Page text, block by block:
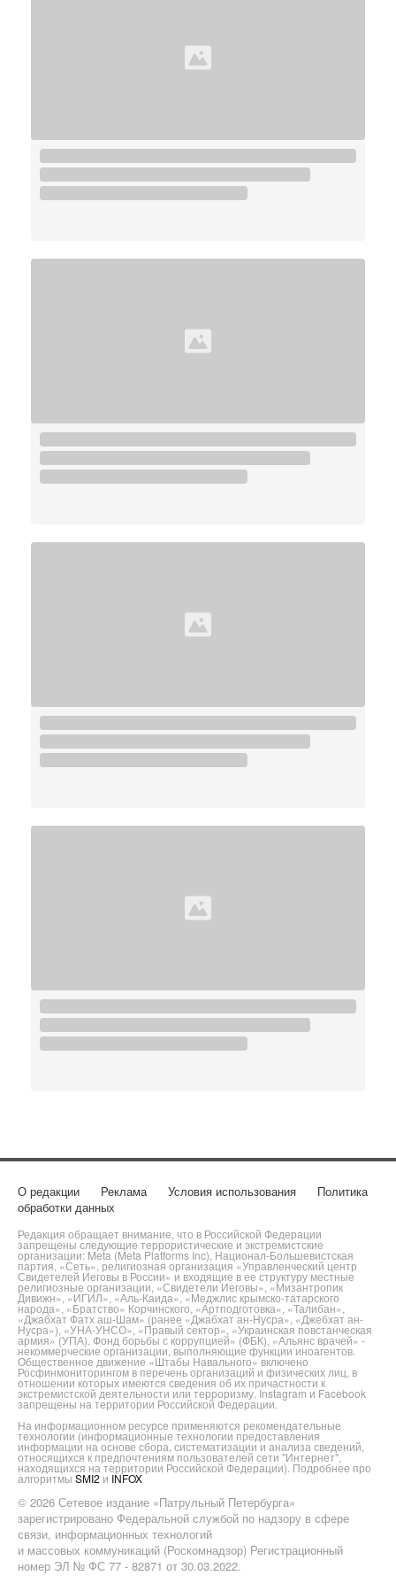
О редакции Реклама Условия использования
Политика
обработки данных
Редакция обращает внимание, что в Российской Федерации
запрещены следующие террористические и экстремистские
организации: Meta (Meta Platforms Inc), Национал-Большевистская
партия, «Сеть», религиозная организация «Управленческий центр
Свидетелей Иеговы в России» и входящие в ее структуру местные
религиозные организации, «Свидетели Иеговы», «Мизантропик
Дивижн», «ИГИЛ», «Аль-Каида», «Меджлис крымско-татарского
народа», «Братство» Корчинского, «Артподготовка», «Талибан»,
«Джабхат Фатх аш-Шам» (ранее «Джабхат ан-Нусра», «Джебхат ан-
Нусра»), «УНА-УНСО», «Правый сектор», «Украинская повстанческая
армия» (УПА). Фонд борьбы с коррупцией» (ФБК), «Альянс врачей» -
некоммерческие организации, выполняющие функции иноагентов.
Общественное движение «Штабы Навального» включено
Росфинмониторингом в перечень организаций и физических лиц, в
отношении которых имеются сведения об их причастности к
экстремистской деятельности или терроризму. Instagram и Facebook
запрещены на территории Российской Федерации.
На информационном ресурсе применяются рекомендательные
технологии (информационные технологии предоставления
информации на основе сбора, систематизации и анализа сведений,
относящихся к предпочтениям пользователей сети "Интернет",
находящихся на территории Российской Федерации). Подробнее про
алгоритмы SMI2 и INFOX
© 2026 Сетевое издание «Патрульный Петербурга»
зарегистрировано Федеральной службой по надзору в сфере
связи, информационных технологий
и массовых коммуникаций (Роскомнадзор) Регистрационный
номер ЭЛ № ФС 77 - 82871 от 30.03.2022.